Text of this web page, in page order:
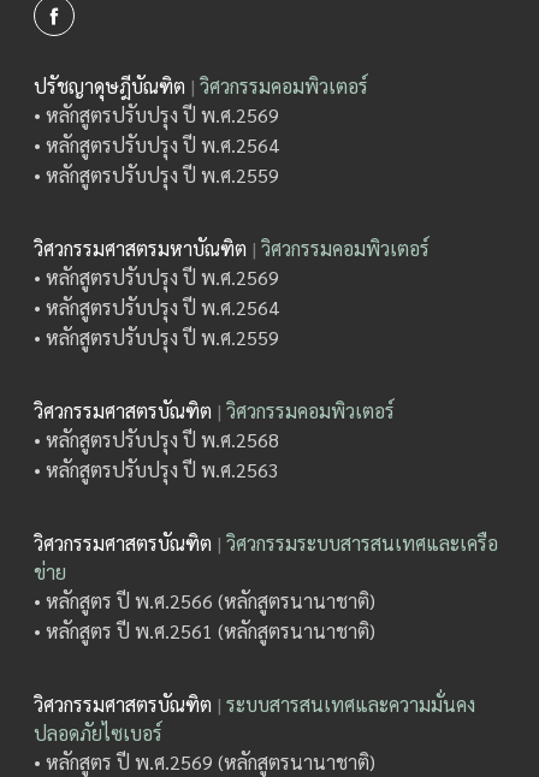
ปรัชญาดุษฎีบัณฑิต | วิศวกรรมคอมพิวเตอร์
• หลักสูตรปรับปรุง ปี พ.ศ.2569
• หลักสูตรปรับปรุง ปี พ.ศ.2564
• หลักสูตรปรับปรุง ปี พ.ศ.2559
วิศวกรรมศาสตรมหาบัณฑิต | วิศวกรรมคอมพิวเตอร์
• หลักสูตรปรับปรุง ปี พ.ศ.2569
• หลักสูตรปรับปรุง ปี พ.ศ.2564
• หลักสูตรปรับปรุง ปี พ.ศ.2559
วิศวกรรมศาสตรบัณฑิต | วิศวกรรมคอมพิวเตอร์
• หลักสูตรปรับปรุง ปี พ.ศ.2568
• หลักสูตรปรับปรุง ปี พ.ศ.2563
วิศวกรรมศาสตรบัณฑิต | วิศวกรรมระบบสารสนเทศและเครือ
ข่าย
• หลักสูตร ปี พ.ศ.2566 (หลักสูตรนานาชาติ)
• หลักสูตร ปี พ.ศ.2561 (หลักสูตรนานาชาติ)
วิศวกรรมศาสตรบัณฑิต | ระบบสารสนเทศและความมั่นคง
ปลอดภัยไซเบอร์
• หลักสูตร ปี พ.ศ.2569 (หลักสูตรนานาชาติ)